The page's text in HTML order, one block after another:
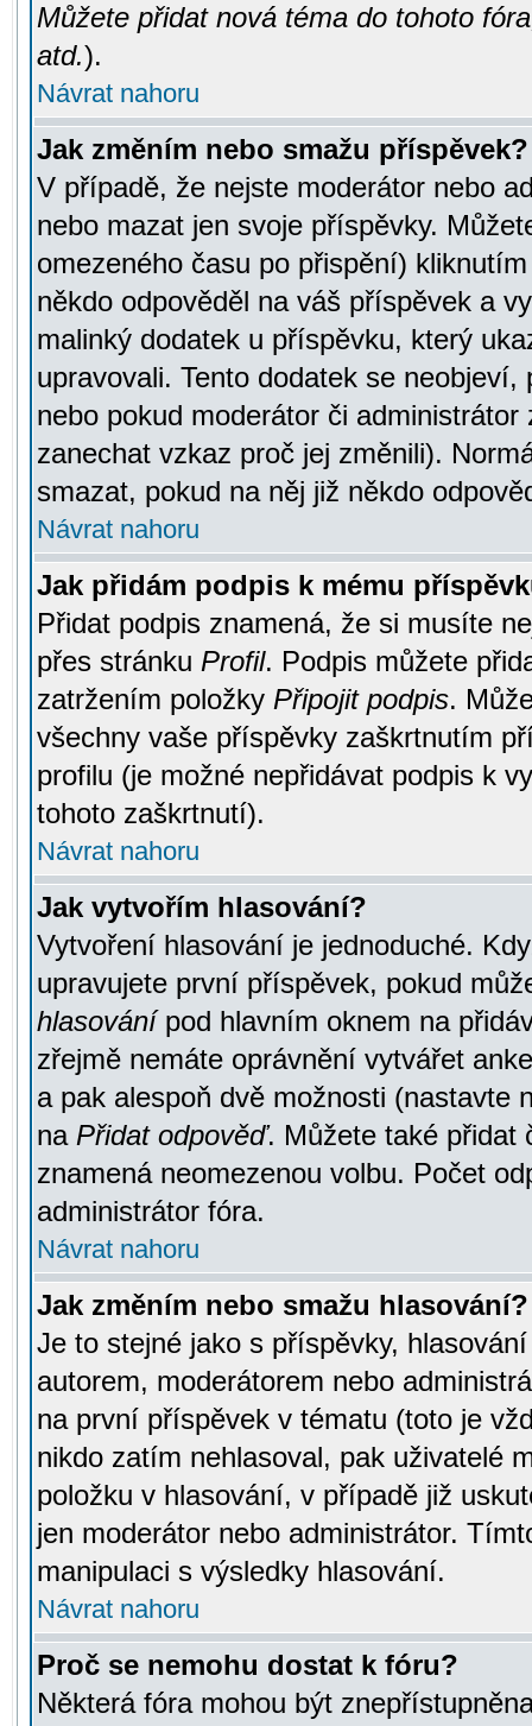
Můžete přidat nová téma do tohoto
atd.).
Návrat nahoru
Jak změním nebo smažu příspěvek?
V případě, že nejste moderátor nebo
nebo mazat jen svoje příspěvky.
omezeného času po přispění)
někdo odpověděl na váš příspěvek a
malinký dodatek u příspěvku, který
upravovali. Tento dodatek se
nebo pokud moderátor či
zanechat vzkaz proč jej změnili).
smazat, pokud na něj již někdo
Návrat nahoru
Jak přidám podpis k mému
Přidat podpis znamená, že si musíte
přes stránku Profil. Podpis můžete
zatržením položky Připojit podpis.
všechny vaše příspěvky zaškrtnutím
profilu (je možné nepřidávat podpis k
tohoto zaškrtnutí).
Návrat nahoru
Jak vytvořím hlasování?
Vytvoření hlasování je jednoduché.
upravujete první příspěvek, pokud
hlasovánípod hlavním oknem na
zřejmě nemáte oprávnění vytvářet
a pak alespoň dvě možnosti (nastavte
na Přidat odpověď. Můžete také přidat
znamená neomezenou volbu. Počet
administrátor fóra.
Návrat nahoru
Jak změním nebo smažu hlasování?
Je to stejné jako s příspěvky,
autorem, moderátorem nebo
na první příspěvek v tématu (toto je
nikdo zatím nehlasoval, pak uživatelé
položku v hlasování, v případě již
jen moderátor nebo administrátor.
manipulaci s výsledky hlasování.
Návrat nahoru
Proč se nemohu dostat k fóru?
Některá fóra mohou být